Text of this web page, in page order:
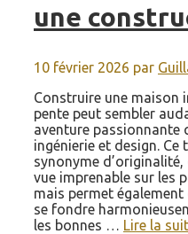
une
10 février 2026 par
Construire une maison
pente peut sembler
aventure passionnante
ingénierie et design. Ce
synonyme
vue imprenable sur les
mais permet également
se fondre
les bonnes … Lire la